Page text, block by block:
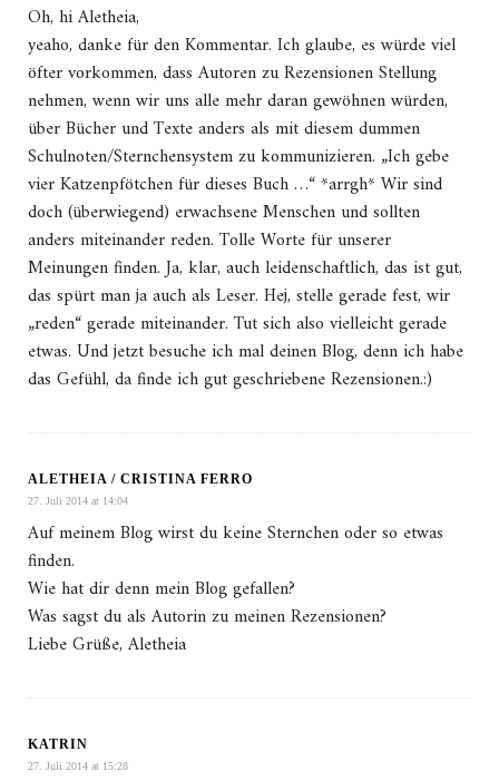
Oh, hi Aletheia,
yeaho, danke für den Kommentar. Ich glaube, es würde viel
öfter vorkommen, dass Autoren zu Rezensionen Stellung
nehmen, wenn wir uns alle mehr daran gewöhnen würden,
über Bücher und Texte anders als mit diesem dummen
Schulnoten/Sternchensystem zu kommunizieren. „Ich gebe
vier Katzenpfötchen für dieses Buch …“ *arrgh* Wir sind
doch (überwiegend) erwachsene Menschen und sollten
anders miteinander reden. Tolle Worte für unserer
Meinungen finden. Ja, klar, auch leidenschaftlich, das ist gut,
das spürt man ja auch als Leser. Hej, stelle gerade fest, wir
„reden“ gerade miteinander. Tut sich also vielleicht gerade
etwas. Und jetzt besuche ich mal deinen Blog, denn ich habe
das Gefühl, da finde ich gut geschriebene Rezensionen.:)
ALETHEIA / CRISTINA FERRO
27. Juli 2014 at 14:04
Auf meinem Blog wirst du keine Sternchen oder so etwas
finden.
Wie hat dir denn mein Blog gefallen?
Was sagst du als Autorin zu meinen Rezensionen?
Liebe Grüße, Aletheia
KATRIN
27. Juli 2014 at 15:28